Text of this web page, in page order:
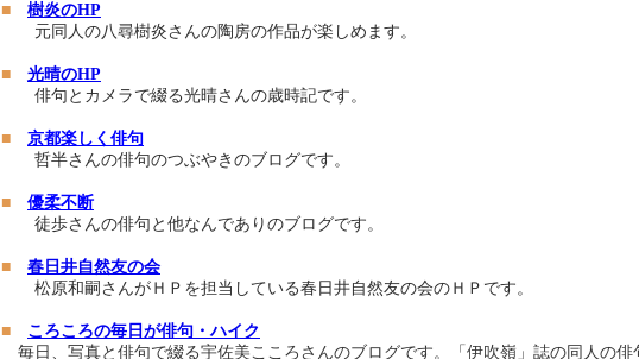
■
樹炎のHP
元同人の八尋樹炎さんの陶房の作品が楽しめます。
■ 光晴のHP
俳句とカメラで綴る光晴さんの歳時記です。
■ 京都楽しく俳句
哲半さんの俳句のつぶやきのブログです。
■
優柔不断
徒歩さんの俳句と他なんでありのブログです。
■
春日井自然友の会
松原和嗣さんがＨＰを担当している春日井自然友の会のＨＰです。
■
ころころの毎日が俳句・ハイク
毎日、写真と俳句で綴る宇佐美こころさんのブログです。「伊吹嶺」誌の同人の俳